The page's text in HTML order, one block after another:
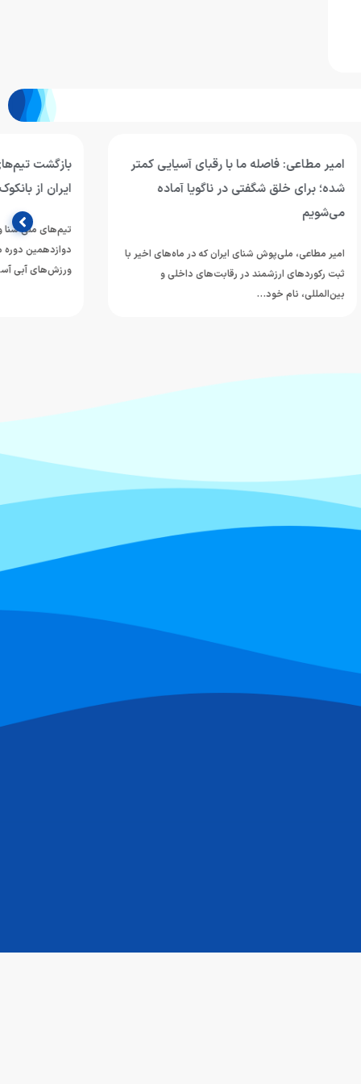
کمتر
آماده
اخیر با
و
بازگشت تیم‌های ملی شنا و شیرجه جوانان
ایران از بانکوک
تیم‌های ملی شنا و شیرجه جوانان ایران پس از حضور در
دوازدهمین دوره مسابقات قهرمانی رده‌های سنی
ورزش‌های آبی آسیا…